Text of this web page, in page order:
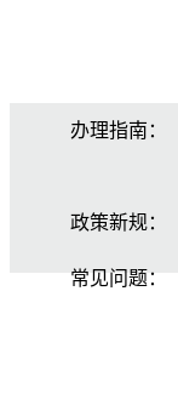
办理指南：
政策新规：
常见问题：